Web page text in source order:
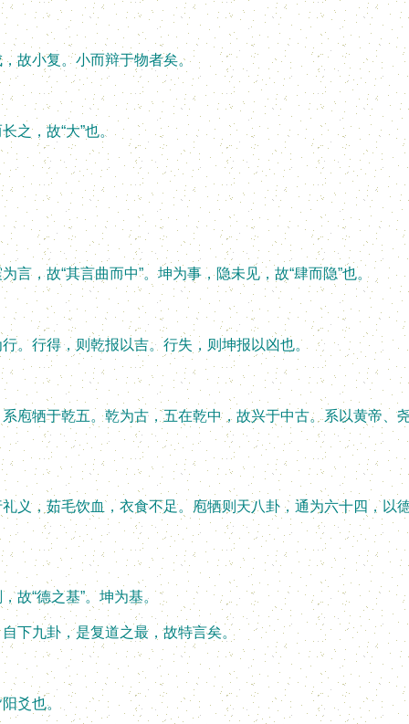
小复。小而辩于物者矣。
，故“大”也。
故“其言曲而中”。坤为事，隐未见，故“肆而隐”也。
行得，则乾报以吉。行失，则坤报以凶也。
牺于乾五。乾为古，五在乾中，故兴于中古。系以黄帝、
，茹毛饮血，衣食不足。庖牺则天八卦，通为六十四，以
“德之基”。坤为基。
九卦，是复道之最，故特言矣。
爻也。